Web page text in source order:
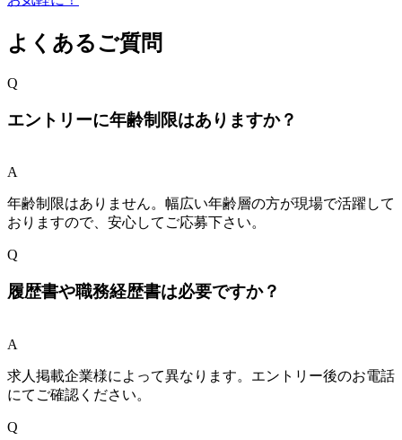
よくあるご質問
Q
エントリーに年齢制限はありますか？
A
年齢制限はありません。幅広い年齢層の方が現場で活躍して
おりますので、安心してご応募下さい。
Q
履歴書や職務経歴書は必要ですか？
A
求人掲載企業様によって異なります。エントリー後のお電話
にてご確認ください。
Q